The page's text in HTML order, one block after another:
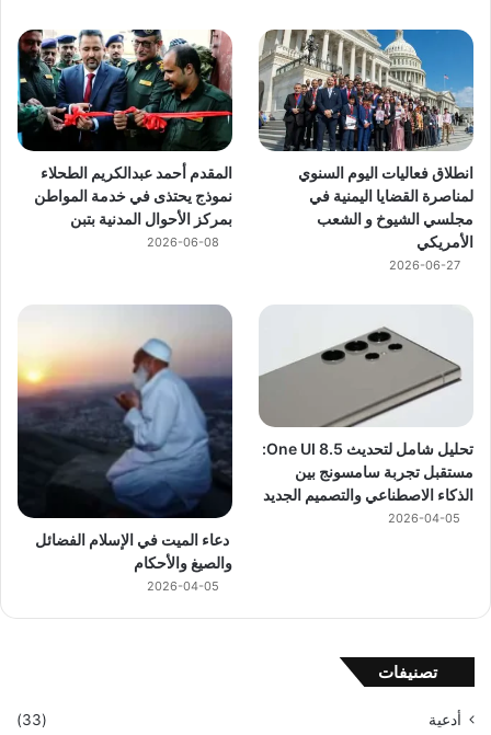
انطلاق فعاليات اليوم السنوي
لمناصرة القضايا اليمنية في
مجلسي الشيوخ و الشعب
الأمريكي
2026-06-27
المقدم أحمد عبدالكريم الطحلاء
نموذج يحتذى في خدمة المواطن
بمركز الأحوال المدنية بتبن
2026-06-08
تحليل شامل لتحديث One UI 8.5:
مستقبل تجربة سامسونج بين
الذكاء الاصطناعي والتصميم الجديد
2026-04-05
دعاء الميت في الإسلام الفضائل
والصيغ والأحكام
2026-04-05
تصنيفات
أدعية
(33)